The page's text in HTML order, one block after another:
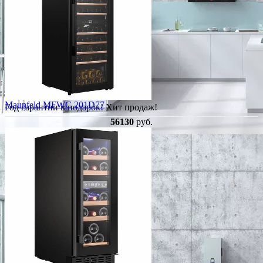
Год гарантии в подарок!Хит продаж!
Maunfeld MFWC 201D77
56130 руб.